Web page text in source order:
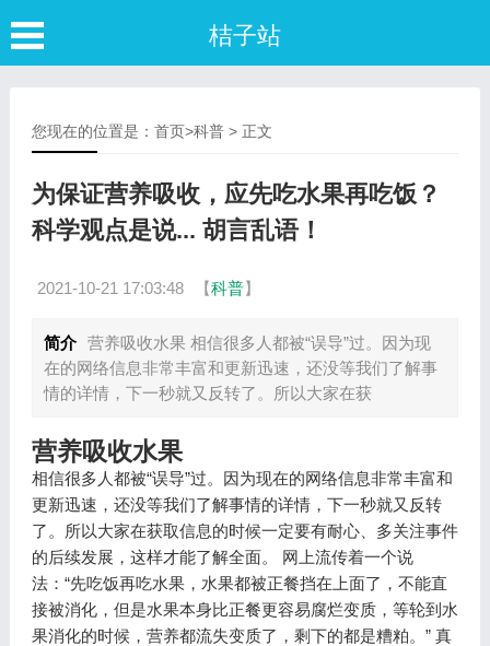
桔子站
您现在的位置是： 首页>科普> 正文
为保证营养吸收，应先吃水果再吃饭？
科学观点是说... 胡言乱语！
2021-10-21 17:03:48 【科普】
简介 营养吸收水果 相信很多人都被“误导”过。因为现
在的网络信息非常丰富和更新迅速，还没等我们了解事
情的详情，下一秒就又反转了。所以大家在获
营养吸收水果
相信很多人都被“误导”过。因为现在的网络信息非常丰富和
更新迅速，还没等我们了解事情的详情，下一秒就又反转
了。所以大家在获取信息的时候一定要有耐心、多关注事件
的后续发展，这样才能了解全面。 网上流传着一个说
法：“先吃饭再吃水果，水果都被正餐挡在上面了，不能直
接被消化，但是水果本身比正餐更容易腐烂变质，等轮到水
果消化的时候，营养都流失变质了，剩下的都是糟粕。” 真